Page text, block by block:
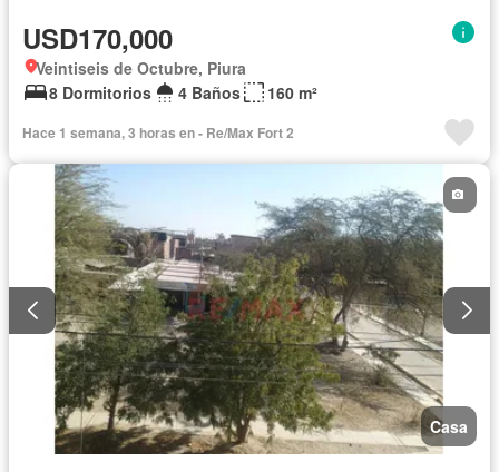
USD170,000
Veintiseis de Octubre, Piura
8 Dormitorios
4 Baños 160 m²
Hace 1 semana, 3 horas en - Re/Max Fort 2
Casa